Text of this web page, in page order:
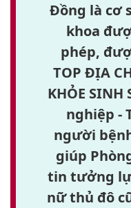
Đồng là cơ
khoa
phép,
TOP ĐỊA
KHỎE SINH
nghiệp -
người
giúp
tin tưởng
nữ thủ đô